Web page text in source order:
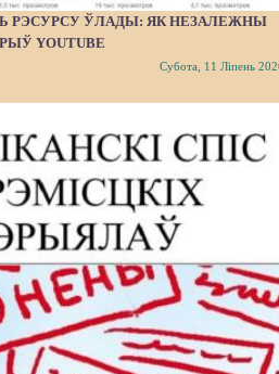
РЭСУРСУ ЎЛАДЫ: ЯК НЕЗАЛЕЖНЫ
YOUTUBE
Субота, 11 Ліпень